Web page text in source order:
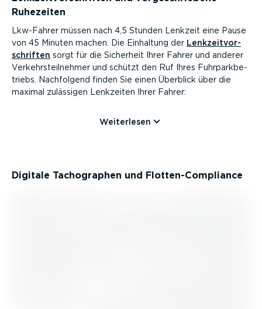
Ruhezeiten
Lkw-Fahrer müssen nach 4,5 Stunden Lenkzeit eine Pause
von 45 Minuten machen. Die Einhaltung der Lenkzeit­vor­
schriften sorgt für die Sicherheit Ihrer Fahrer und anderer
Verkehrs­teil­nehmer und schützt den Ruf Ihres Fuhrpark­be­
triebs. Nachfolgend finden Sie einen Überblick über die
maximal zulässigen Lenkzeiten Ihrer Fahrer:
Weiterlesen
Digitale Tacho­graphen und Flotten-­Com­p­liance